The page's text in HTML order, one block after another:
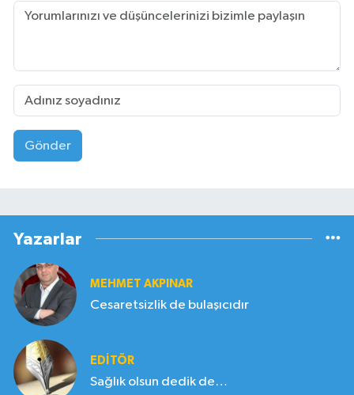
Gönder
Yazarlar
MEHMET AKPINAR
Cesaretsizlik de bulaşıcıdır
EDITÖR
Sağlık olsun dedik de…